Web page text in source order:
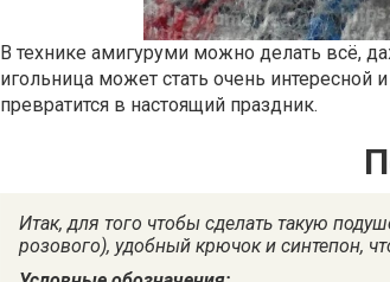
В технике амигуруми можно делать всё,
игольница может стать очень интересной
превратится в настоящий праздник.
Итак, для того чтобы сделать такую
розового), удобный крючок и синтепон,